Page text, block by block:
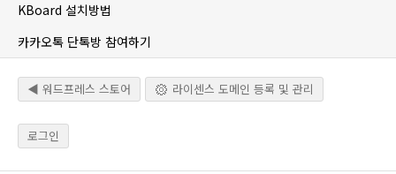
KBoard 설치방법
카카오톡 단톡방 참여하기
◀ 워드프레스 스토어 라이센스 도메인 등록 및 관리
로그인